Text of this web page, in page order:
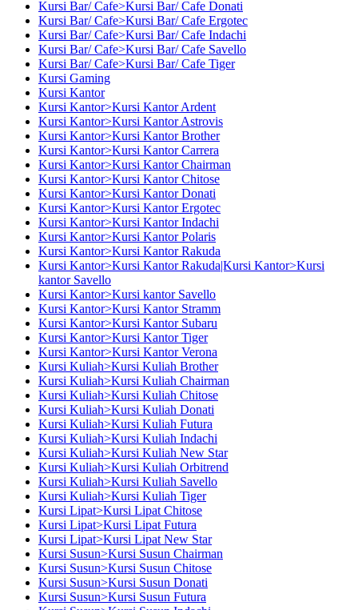
Kursi Bar/ Cafe>Kursi Bar/ Cafe Donati
Kursi Bar/ Cafe>Kursi Bar/ Cafe Ergotec
Kursi Bar/ Cafe>Kursi Bar/ Cafe Indachi
Kursi Bar/ Cafe>Kursi Bar/ Cafe Savello
Kursi Bar/ Cafe>Kursi Bar/ Cafe Tiger
Kursi Gaming
Kursi Kantor
Kursi Kantor>Kursi Kantor Ardent
Kursi Kantor>Kursi Kantor Astrovis
Kursi Kantor>Kursi Kantor Brother
Kursi Kantor>Kursi Kantor Carrera
Kursi Kantor>Kursi Kantor Chairman
Kursi Kantor>Kursi Kantor Chitose
Kursi Kantor>Kursi Kantor Donati
Kursi Kantor>Kursi Kantor Ergotec
Kursi Kantor>Kursi Kantor Indachi
Kursi Kantor>Kursi Kantor Polaris
Kursi Kantor>Kursi Kantor Rakuda
Kursi Kantor>Kursi Kantor Rakuda|Kursi Kantor>Kursi
kantor Savello
Kursi Kantor>Kursi kantor Savello
Kursi Kantor>Kursi Kantor Stramm
Kursi Kantor>Kursi Kantor Subaru
Kursi Kantor>Kursi Kantor Tiger
Kursi Kantor>Kursi Kantor Verona
Kursi Kuliah>Kursi Kuliah Brother
Kursi Kuliah>Kursi Kuliah Chairman
Kursi Kuliah>Kursi Kuliah Chitose
Kursi Kuliah>Kursi Kuliah Donati
Kursi Kuliah>Kursi Kuliah Futura
Kursi Kuliah>Kursi Kuliah Indachi
Kursi Kuliah>Kursi Kuliah New Star
Kursi Kuliah>Kursi Kuliah Orbitrend
Kursi Kuliah>Kursi Kuliah Savello
Kursi Kuliah>Kursi Kuliah Tiger
Kursi Lipat>Kursi Lipat Chitose
Kursi Lipat>Kursi Lipat Futura
Kursi Lipat>Kursi Lipat New Star
Kursi Susun>Kursi Susun Chairman
Kursi Susun>Kursi Susun Chitose
Kursi Susun>Kursi Susun Donati
Kursi Susun>Kursi Susun Futura